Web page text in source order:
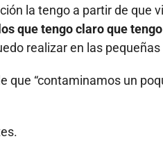
la tengo a partir de que
que tengo claro que
realizar en las
“contaminamos un